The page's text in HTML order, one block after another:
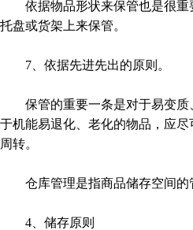
依据物品形状来保管也是很重
托盘或货架上来保管。
7、依据先进先出的原则。
保管的重要一条是对于易变质
于机能易退化、老化的物品，应
周转。
仓库管理是指商品储存空间的
4、储存原则